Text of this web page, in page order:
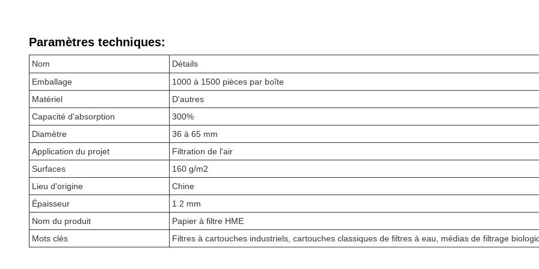
Paramètres techniques:
Nom
Détails
Emballage
1000 à 1500 pièces par boîte
Matériel
D'autres
Capacité d'absorption
300%
Diamètre
36 à 65 mm
Application du projet
Filtration de l'air
Surfaces
160 g/m2
Lieu d'origine
Chine
Épaisseur
1.2 mm
Nom du produit
Papier à filtre HME
Mots clés
Filtres à cartouches industriels, cartouches classiques de filtres à eau, médias de filtrage